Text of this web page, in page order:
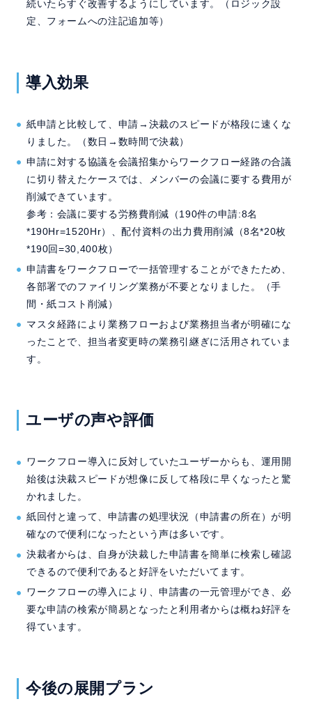
続いたらすぐ改善するようにしています。（ロジック設
定、フォームへの注記追加等）
導入効果
紙申請と比較して、申請→決裁のスピードが格段に速くな
りました。（数日→数時間で決裁）
申請に対する協議を会議招集からワークフロー経路の合議
に切り替えたケースでは、メンバーの会議に要する費用が
削減できています。
参考：会議に要する労務費削減（190件の申請:8名
*190Hr=1520Hr）、配付資料の出力費用削減（8名*20枚
*190回=30,400枚）
申請書をワークフローで一括管理することができたため、
各部署でのファイリング業務が不要となりました。（手
間・紙コスト削減）
マスタ経路により業務フローおよび業務担当者が明確にな
ったことで、担当者変更時の業務引継ぎに活用されていま
す。
ユーザの声や評価
ワークフロー導入に反対していたユーザーからも、運用開
始後は決裁スピードが想像に反して格段に早くなったと驚
かれました。
紙回付と違って、申請書の処理状況（申請書の所在）が明
確なので便利になったという声は多いです。
決裁者からは、自身が決裁した申請書を簡単に検索し確認
できるので便利であると好評をいただいてます。
ワークフローの導入により、申請書の一元管理ができ、必
要な申請の検索が簡易となったと利用者からは概ね好評を
得ています。
今後の展開プラン